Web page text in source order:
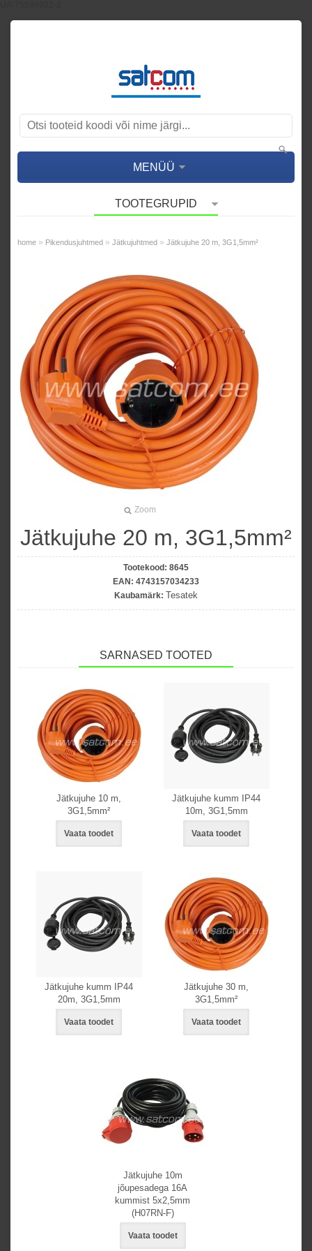
MENÜÜ
TOOTEGRUPID
home » Pikendusjuhtmed » Jätkujuhtmed » Jätkujuhe 20 m, 3G1,5mm²
Zoom
Jätkujuhe 20 m, 3G1,5mm²
Tootekood: 8645
EAN: 4743157034233
Kaubamärk: Tesatek
SARNASED TOOTED
Jätkujuhe 10 m,
3G1,5mm²
Vaata toodet
Jätkujuhe kumm IP44
10m, 3G1,5mm
Vaata toodet
Jätkujuhe kumm IP44
20m, 3G1,5mm
Vaata toodet
Jätkujuhe 30 m,
3G1,5mm²
Vaata toodet
Jätkujuhe 10m
jõupesadega 16A
kummist 5x2,5mm
(H07RN-F)
Vaata toodet